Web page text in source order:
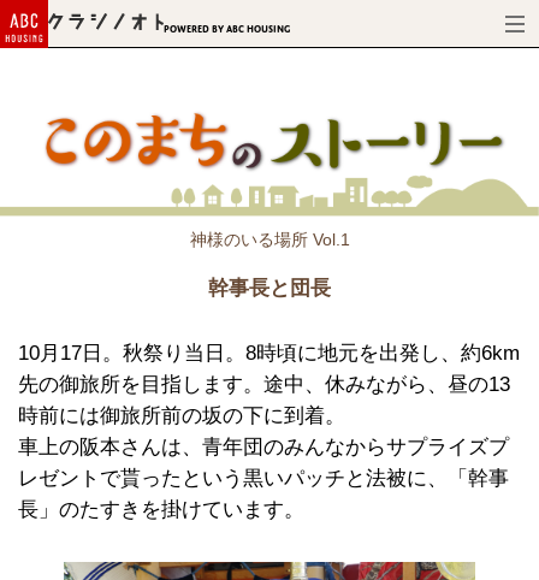
Powered by ABC HOUSING
神様のいる場所 Vol.1
幹事長と団長
10月17日。秋祭り当日。8時頃に地元を出発し、約6km
先の御旅所を目指します。途中、休みながら、昼の13
時前には御旅所前の坂の下に到着。
車上の阪本さんは、青年団のみんなからサプライズプ
レゼントで貰ったという黒いパッチと法被に、「幹事
長」のたすきを掛けています。